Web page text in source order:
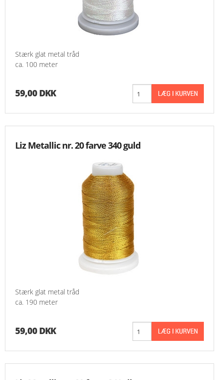
Stærk glat metal tråd
ca. 100 meter
59,00 DKK
Liz Metallic nr. 20 farve 340 guld
Stærk glat metal tråd
ca. 190 meter
59,00 DKK